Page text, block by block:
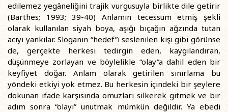
edilemez yegâneliğini trajik vurgusuyla birlikte dile getirir
(Barthes; 1993; 39-40) Anlamın tecessüm etmiş şekli
olarak kullanılan siyah boya, aşığı bıçağın ağzında tutan
acıyı yankılar. Sloganın “hedef”i seslenilen kişi gibi görünse
de, gerçekte herkesi tedirgin eden, kaygılandıran,
düşünmeye zorlayan ve böylelikle “olay”a dahil eden bir
keyfiyet doğar. Anlam olarak getirilen sınırlama bu
yöndeki etkiyi yok etmez. Bu herkesin içindeki bir şeylere
dokunan ifade karşısında omuzları silkerek gitmek ve bir
adım sonra “olayı” unutmak mümkün değildir. Ya ebedi